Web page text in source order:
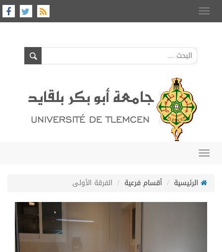
Toggle
navigation
Toggle
الرئيسية
أقسام فرعية الفرقة الأولى